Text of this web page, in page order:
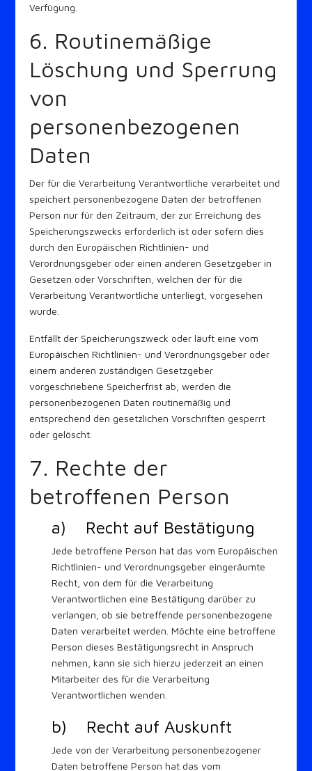
Verfügung.
6. Routinemäßige
Löschung und Sperrung
von
personenbezogenen
Daten
Der für die Verarbeitung Verantwortliche verarbeitet und
speichert personenbezogene Daten der betroffenen
Person nur für den Zeitraum, der zur Erreichung des
Speicherungszwecks erforderlich ist oder sofern dies
durch den Europäischen Richtlinien- und
Verordnungsgeber oder einen anderen Gesetzgeber in
Gesetzen oder Vorschriften, welchen der für die
Verarbeitung Verantwortliche unterliegt, vorgesehen
wurde.
Entfällt der Speicherungszweck oder läuft eine vom
Europäischen Richtlinien- und Verordnungsgeber oder
einem anderen zuständigen Gesetzgeber
vorgeschriebene Speicherfrist ab, werden die
personenbezogenen Daten routinemäßig und
entsprechend den gesetzlichen Vorschriften gesperrt
oder gelöscht.
7. Rechte der
betroffenen Person
a) Recht auf Bestätigung
Jede betroffene Person hat das vom Europäischen
Richtlinien- und Verordnungsgeber eingeräumte
Recht, von dem für die Verarbeitung
Verantwortlichen eine Bestätigung darüber zu
verlangen, ob sie betreffende personenbezogene
Daten verarbeitet werden. Möchte eine betroffene
Person dieses Bestätigungsrecht in Anspruch
nehmen, kann sie sich hierzu jederzeit an einen
Mitarbeiter des für die Verarbeitung
Verantwortlichen wenden.
b) Recht auf Auskunft
Jede von der Verarbeitung personenbezogener
Daten betroffene Person hat das vom